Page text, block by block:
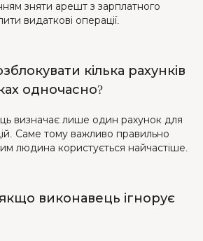
зняти арешт з зарплатного
видаткові операції.
кілька рахунків
одночасно?
визначає лише один рахунок для
Саме тому важливо правильно
людина користується найчастіше.
виконавець ігнорує